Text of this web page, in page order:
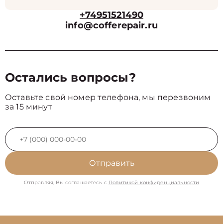
+74951521490
info@cofferepair.ru
Остались вопросы?
Оставьте свой номер телефона, мы перезвоним
за 15 минут
Отправить
Отправляя, Вы соглашаетесь с Политикой конфиденциальности